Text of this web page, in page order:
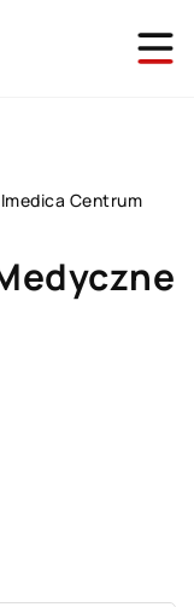
Imedica Centrum